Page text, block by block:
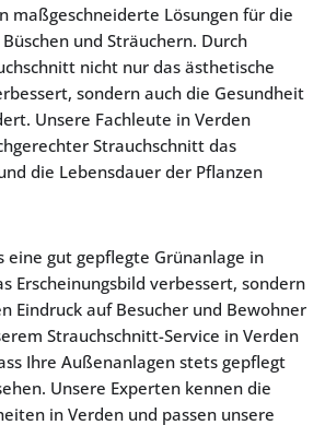
maßgeschneiderte Lösungen für die
und Sträuchern. Durch
nicht nur das ästhetische
sondern auch die Gesundheit
Unsere Fachleute in Verden
Strauchschnitt das
die Lebensdauer der Pflanzen
eine gut gepflegte Grünanlage in
Erscheinungsbild verbessert, sondern
Eindruck auf Besucher und Bewohner
Strauchschnitt-Service in Verden
Ihre Außenanlagen stets gepflegt
Unsere Experten kennen die
in Verden und passen unsere